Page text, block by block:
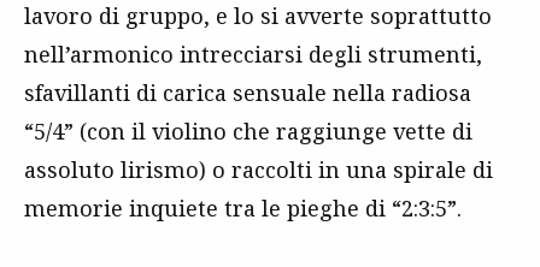
lavoro di gruppo, e lo si avverte soprattutto
nell’armonico intrecciarsi degli strumenti,
sfavillanti di carica sensuale nella radiosa
“5/4” (con il violino che raggiunge vette di
assoluto lirismo) o raccolti in una spirale di
memorie inquiete tra le pieghe di “2:3:5”.